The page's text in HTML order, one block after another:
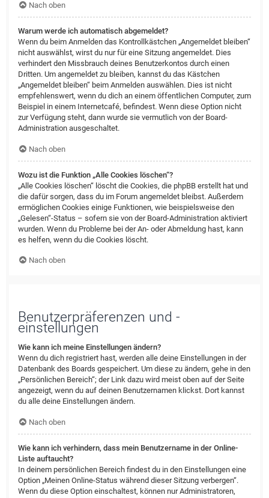
Nach oben
Warum werde ich automatisch abgemeldet?
Wenn du beim Anmelden das Kontrollkästchen „Angemeldet bleiben“
nicht auswählst, wirst du nur für eine Sitzung angemeldet. Dies
verhindert den Missbrauch deines Benutzerkontos durch einen
Dritten. Um angemeldet zu bleiben, kannst du das Kästchen
„Angemeldet bleiben“ beim Anmelden auswählen. Dies ist nicht
empfehlenswert, wenn du dich an einem öffentlichen Computer, zum
Beispiel in einem Internetcafé, befindest. Wenn diese Option nicht
zur Verfügung steht, dann wurde sie vermutlich von der Board-
Administration ausgeschaltet.
Nach oben
Wozu ist die Funktion „Alle Cookies löschen“?
„Alle Cookies löschen“ löscht die Cookies, die phpBB erstellt hat und
die dafür sorgen, dass du im Forum angemeldet bleibst. Außerdem
ermöglichen Cookies einige Funktionen, wie beispielsweise den
„Gelesen“-Status – sofern sie von der Board-Administration aktiviert
wurden. Wenn du Probleme bei der An- oder Abmeldung hast, kann
es helfen, wenn du die Cookies löscht.
Nach oben
Benutzerpräferenzen und -
einstellungen
Wie kann ich meine Einstellungen ändern?
Wenn du dich registriert hast, werden alle deine Einstellungen in der
Datenbank des Boards gespeichert. Um diese zu ändern, gehe in den
„Persönlichen Bereich“; der Link dazu wird meist oben auf der Seite
angezeigt, wenn du auf deinen Benutzernamen klickst. Dort kannst
du alle deine Einstellungen ändern.
Nach oben
Wie kann ich verhindern, dass mein Benutzername in der Online-
Liste auftaucht?
In deinem persönlichen Bereich findest du in den Einstellungen eine
Option „Meinen Online-Status während dieser Sitzung verbergen“.
Wenn du diese Option einschaltest, können nur Administratoren,